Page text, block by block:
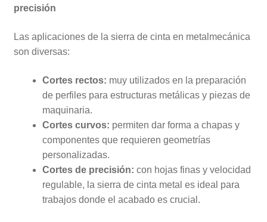
precisión
Las aplicaciones de la sierra de cinta en metalmecánica
son diversas:
Cortes rectos: muy utilizados en la preparación
de perfiles para estructuras metálicas y piezas de
maquinaria.
Cortes curvos: permiten dar forma a chapas y
componentes que requieren geometrías
personalizadas.
Cortes de precisión: con hojas finas y velocidad
regulable, la sierra de cinta metal es ideal para
trabajos donde el acabado es crucial.